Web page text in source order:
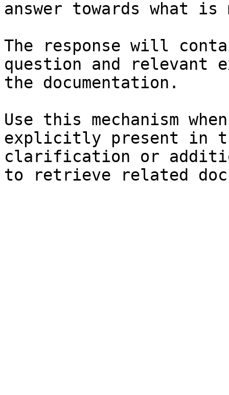
answer towards what
The response will
question and relevant
the documentation.
Use this mechanism
explicitly present in
clarification or